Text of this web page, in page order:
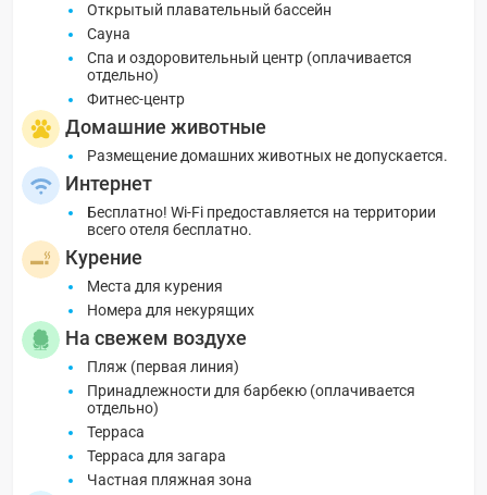
Открытый плавательный бассейн
Сауна
Спа и оздоровительный центр (оплачивается
отдельно)
Фитнес-центр
Домашние животные
Размещение домашних животных не допускается.
Интернет
Бесплатно! Wi-Fi предоставляется на территории
всего отеля бесплатно.
Курение
Места для курения
Номера для некурящих
На свежем воздухе
Пляж (первая линия)
Принадлежности для барбекю (оплачивается
отдельно)
Терраса
Терраса для загара
Частная пляжная зона